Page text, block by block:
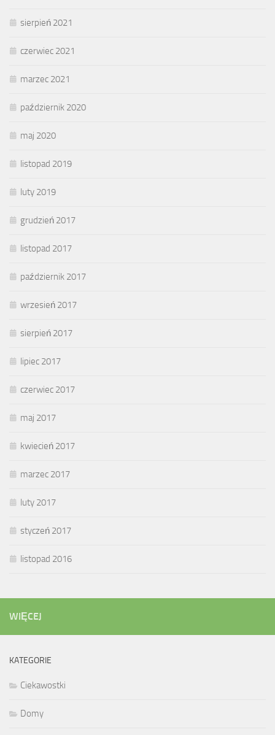
sierpień 2021
czerwiec 2021
marzec 2021
październik 2020
maj 2020
listopad 2019
luty 2019
grudzień 2017
listopad 2017
październik 2017
wrzesień 2017
sierpień 2017
lipiec 2017
czerwiec 2017
maj 2017
kwiecień 2017
marzec 2017
luty 2017
styczeń 2017
listopad 2016
WIĘCEJ
KATEGORIE
Ciekawostki
Domy